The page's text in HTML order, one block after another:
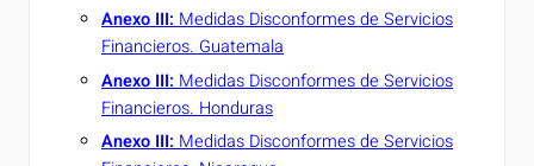
Anexo III: Medidas Disconformes de Servicios
Financieros. Guatemala
Anexo III: Medidas Disconformes de Servicios
Financieros. Honduras
Anexo III: Medidas Disconformes de Servicios